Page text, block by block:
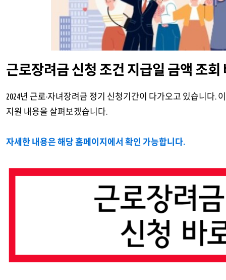
근로장려금 신청 조건 지급일 금액 조회
2024년 근로·자녀장려금 정기 신청기간이 다가오고 있습니다.
지원 내용을 살펴보겠습니다.
자세한 내용은 해당 홈페이지에서 확인 가능합니다.